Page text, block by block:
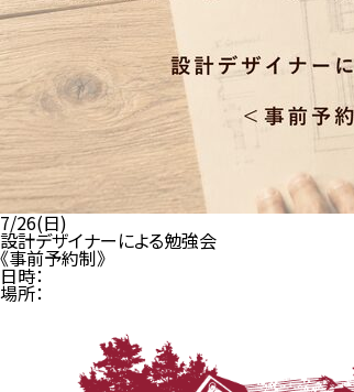
7/26(日)
設計デザイナーによる勉強会
《事前予約制》
日時：
場所：